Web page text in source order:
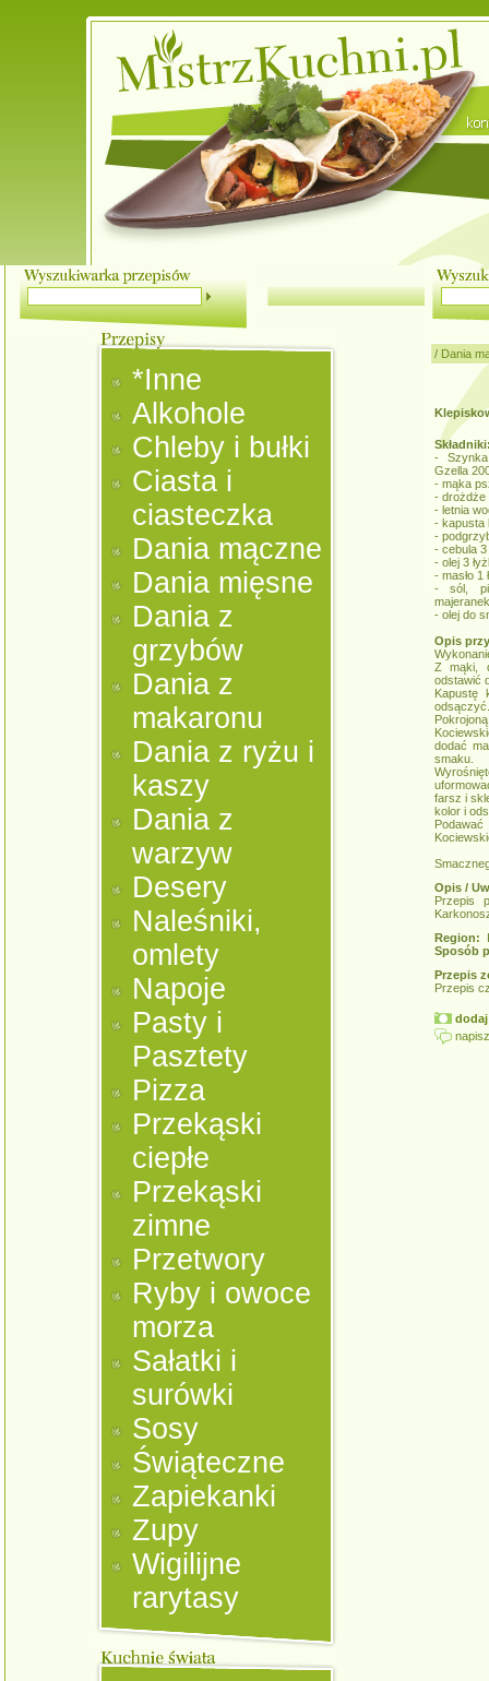
*Inne
Alkohole
Chleby i bułki
Ciasta i
ciasteczka
Dania mączne
Dania mięsne
Dania z
grzybów
Dania z
makaronu
Dania z ryżu i
kaszy
Dania z
warzyw
Desery
Naleśniki,
omlety
Napoje
Pasty i
Pasztety
Pizza
Przekąski
ciepłe
Przekąski
zimne
Przetwory
Ryby i owoce
morza
Sałatki i
surówki
Sosy
Świąteczne
Zapiekanki
Zupy
Wigilijne
rarytasy
/ Dania
-
Gzella
- mąka
- drożdże
- letnia
- kapusta
-
- cebula
- olej 3
- masło 1
- sól,
- olej do
Opis
Z mąki,
odstawić
Kapustę
dodać
smaku.
farsz i
kolor i
Opis /
Przepis
Region:
Sposób
Przepis
Przepis